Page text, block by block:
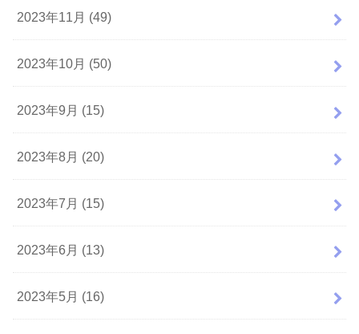
2023年11月 (49)
2023年10月 (50)
2023年9月 (15)
2023年8月 (20)
2023年7月 (15)
2023年6月 (13)
2023年5月 (16)